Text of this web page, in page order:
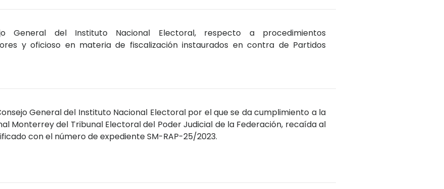
General del Instituto Nacional Electoral, respecto a procedimientos
y oficioso en materia de fiscalización instaurados en contra de Partidos
General del Instituto Nacional Electoral por el que se da cumplimiento a la
Monterrey del Tribunal Electoral del Poder Judicial de la Federación, recaída al
con el número de expediente SM-RAP-25/2023.